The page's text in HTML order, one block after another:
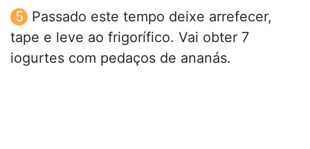
Passado este tempo deixe arrefecer,
tape e leve ao frigorífico. Vai obter 7
iogurtes com pedaços de ananás.